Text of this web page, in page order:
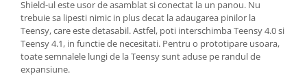
Junior Robotics
Lego Education
STEM Education
Ugears
Shield-ul este usor de asamblat si conectat la un panou. Nu
trebuie sa lipesti nimic in plus decat la adaugarea pinilor la
Teensy, care este detasabil. Astfel, poti interschimba Teensy 4.0 si
Teensy 4.1, in functie de necesitati. Pentru o prototipare usoara,
toate semnalele lungi de la Teensy sunt aduse pe randul de
expansiune.